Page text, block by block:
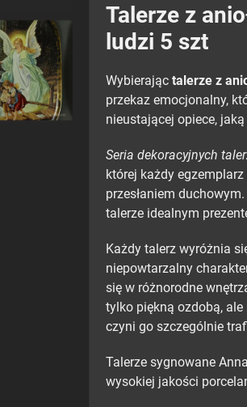
Talerze z
ludzi 5 szt
Wybierając talerze z
przekaz emocjonalny,
nieustającej opiece,
Seria dekoracyjnych
której każdy
przesłaniem
talerze idealnym
Każdy talerz wyróżnia
niepowtarzalny
się w różnorodne
tylko piękną ozdobą,
czyni go szczególnie
Talerze sygnowane
wysokiej jakości